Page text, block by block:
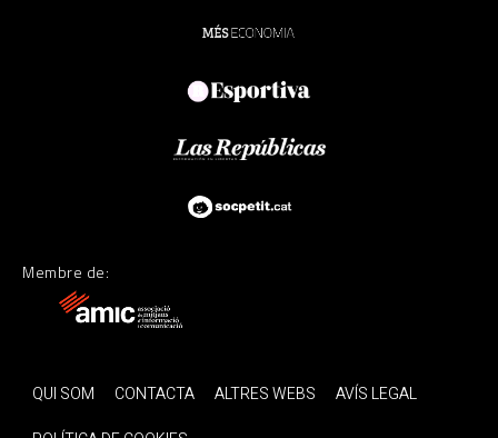
Membre de:
QUI SOM CONTACTA ALTRES WEBS
AVÍS LEGAL